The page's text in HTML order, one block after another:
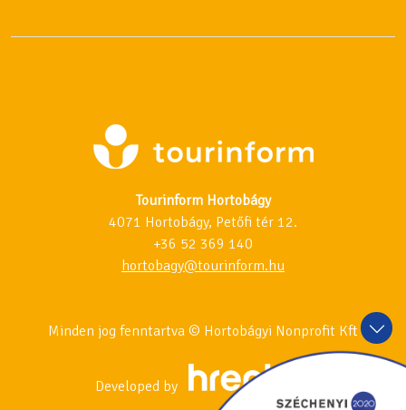
Tourinform Hortobágy
4071 Hortobágy, Petőfi tér 12.
+36 52 369 140
hortobagy@tourinform.hu
Minden jog fenntartva © Hortobágyi Nonprofit Kft
Developed by